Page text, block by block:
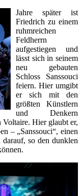
Jahre später ist
Friedrich zu einem
ruhmreichen
Feldherrn
aufgestiegen und
lässt sich in seinem
neu gebauten
Schloss Sanssouci
feiern. Hier umgibt
er sich mit den
größten Künstlern
und Denkern
Voltaire. Hier glaubt er,
– „Sanssouci“, einen
so den dunklen